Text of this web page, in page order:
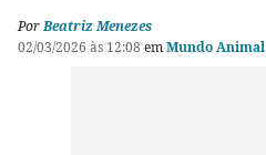
PorBeatriz Menezes
02/03/2026 às 12:08 emMundo Animal